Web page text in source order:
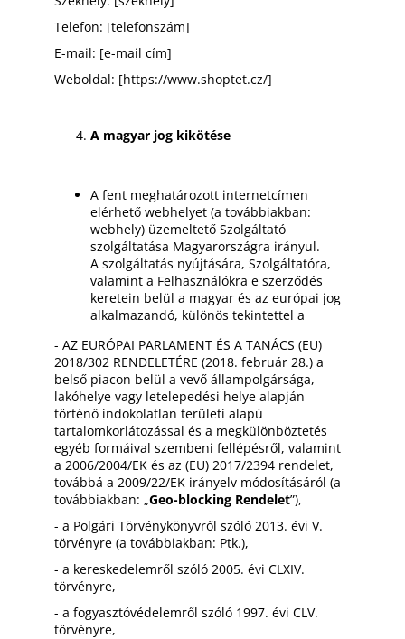
Telefon: [telefonszám]
E-mail: [e-mail cím]
Weboldal: [https://www.shoptet.cz/]
A magyar jog kikötése
A fent meghatározott internetcímen
elérhető webhelyet (a továbbiakban:
webhely) üzemeltető Szolgáltató
szolgáltatása Magyarországra irányul.
A szolgáltatás nyújtására, Szolgáltatóra,
valamint a Felhasználókra e szerződés
keretein belül a magyar és az európai jog
alkalmazandó, különös tekintettel a
- AZ EURÓPAI PARLAMENT ÉS A TANÁCS (EU)
2018/302 RENDELETÉRE (2018. február 28.) a
belső piacon belül a vevő állampolgársága,
lakóhelye vagy letelepedési helye alapján
történő indokolatlan területi alapú
tartalomkorlátozással és a megkülönböztetés
egyéb formáival szembeni fellépésről, valamint
a 2006/2004/EK és az (EU) 2017/2394 rendelet,
továbbá a 2009/22/EK irányelv módosításáról (a
továbbiakban: „Geo-blocking Rendelet”),
- a Polgári Törvénykönyvről szóló 2013. évi V.
törvényre (a továbbiakban: Ptk.),
- a kereskedelemről szóló 2005. évi CLXIV.
törvényre,
- a fogyasztóvédelemről szóló 1997. évi CLV.
törvényre,